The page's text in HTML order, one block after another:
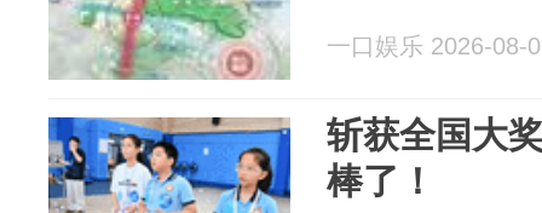
一口娱乐 2026-08-
斩获全国大
棒了！